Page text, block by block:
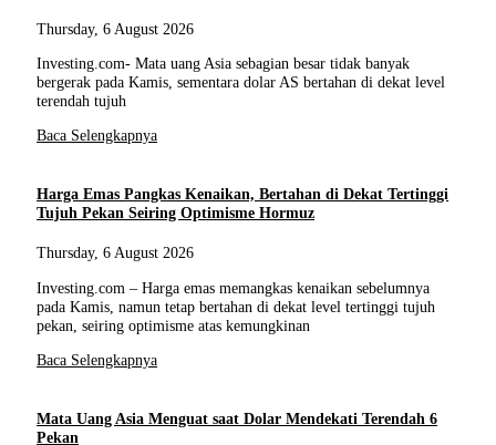
Thursday, 6 August 2026
Investing.com- Mata uang Asia sebagian besar tidak banyak
bergerak pada Kamis, sementara dolar AS bertahan di dekat level
terendah tujuh
Baca Selengkapnya
Harga Emas Pangkas Kenaikan, Bertahan di Dekat Tertinggi
Tujuh Pekan Seiring Optimisme Hormuz
Thursday, 6 August 2026
Investing.com – Harga emas memangkas kenaikan sebelumnya
pada Kamis, namun tetap bertahan di dekat level tertinggi tujuh
pekan, seiring optimisme atas kemungkinan
Baca Selengkapnya
Mata Uang Asia Menguat saat Dolar Mendekati Terendah 6
Pekan